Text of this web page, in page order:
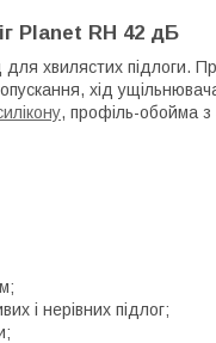
Planet RH 42 дБ
хвилястих підлоги.
хід
, профіль-обойма
і нерівних підлог;